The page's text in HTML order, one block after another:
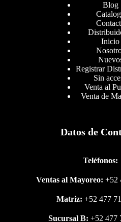
Blog
Inicio
Registrar
Sin
Venta al
Venta de
Datos de
Teléfonos:
Ventas al Mayoreo: +52
Matriz: +52 477
Sucursal B:+52 477